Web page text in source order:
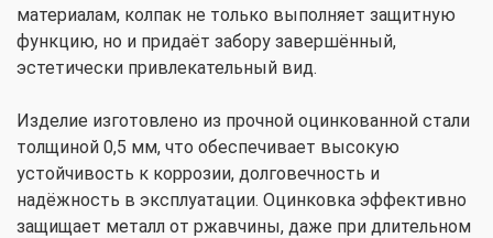
материалам, колпак не только выполняет защитную
функцию, но и придаёт забору завершённый,
эстетически привлекательный вид.
Изделие изготовлено из прочной оцинкованной стали
толщиной 0,5 мм, что обеспечивает высокую
устойчивость к коррозии, долговечность и
надёжность в эксплуатации. Оцинковка эффективно
защищает металл от ржавчины, даже при длительном